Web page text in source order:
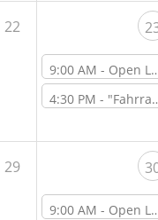
22
9:00 AM - Open Lab Day
4:30 PM - "Fahrrad Repair Day – Gemeinsam wecken wir dein Fahrrad aus dem Winterschlaf" – Workshop vor Ort im ViNN:Lab
29
9:00 AM - Open Lab Day